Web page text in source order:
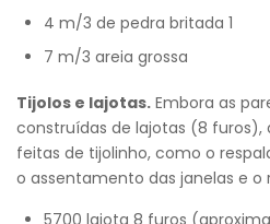
4 m/3 de pedra britada 1
7 m/3 areia grossa
Tijolos e lajotas. Embora as
construídas de lajotas (8
feitas de tijolinho, como o
o assentamento das janelas e o